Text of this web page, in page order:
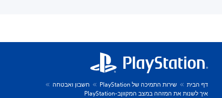
דף הבית שירות התמיכה של PlayStation
חשבון ואבטחה
איך לשנות את המזהה במצב המקווןב-PlayStation